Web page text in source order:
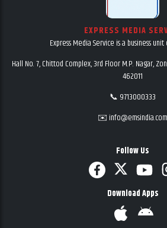
EXPRESS MEDIA
Express Media Service is a business unit
Hall No. 7, Chittod Complex, 3rd Floor M.P. Nagar,
462011
📞 9713000333
✉️ info@emsindia.com
Follow Us
Download Apps